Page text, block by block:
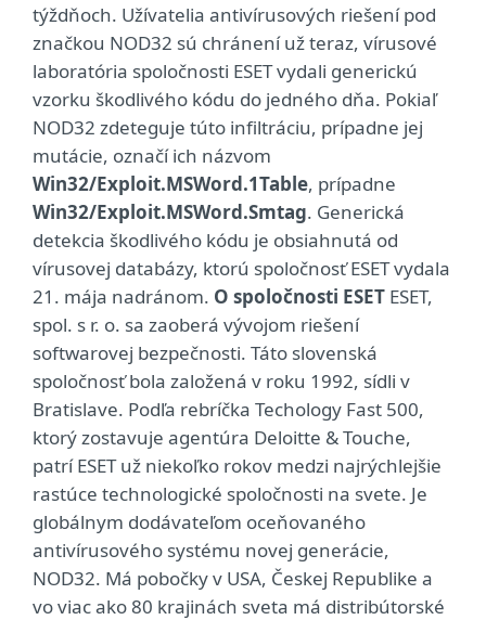
týždňoch. Užívatelia antivírusových riešení pod
značkou NOD32 sú chránení už teraz, vírusové
laboratória spoločnosti ESET vydali generickú
vzorku škodlivého kódu do jedného dňa. Pokiaľ
NOD32 zdeteguje túto infiltráciu, prípadne jej
mutácie, označí ich názvom
Win32/Exploit.MSWord.1Table, prípadne
Win32/Exploit.MSWord.Smtag. Generická
detekcia škodlivého kódu je obsiahnutá od
vírusovej databázy, ktorú spoločnosť ESET vydala
21. mája nadránom. O spoločnosti ESET ESET,
spol. s r. o. sa zaoberá vývojom riešení
softwarovej bezpečnosti. Táto slovenská
spoločnosť bola založená v roku 1992, sídli v
Bratislave. Podľa rebríčka Techology Fast 500,
ktorý zostavuje agentúra Deloitte & Touche,
patrí ESET už niekoľko rokov medzi najrýchlejšie
rastúce technologické spoločnosti na svete. Je
globálnym dodávateľom oceňovaného
antivírusového systému novej generácie,
NOD32. Má pobočky v USA, Českej Republike a
vo viac ako 80 krajinách sveta má distribútorské